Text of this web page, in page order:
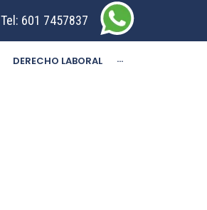
Tel: 601 7457837
DERECHO LABORAL ···